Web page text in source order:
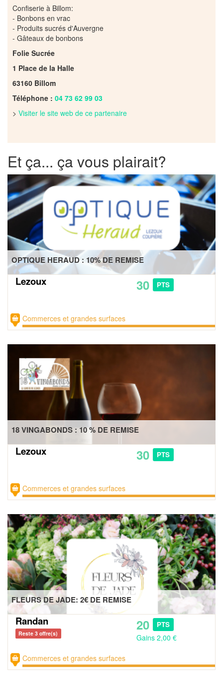
Confiserie à Billom:
- Bonbons en vrac
- Produits sucrés d'Auvergne
- Gâteaux de bonbons
Folie Sucrée
1 Place de la Halle
63160 Billom
Téléphone : 04 73 62 99 03
> Visiter le site web de ce partenaire
Et ça... ça vous plairait?
OPTIQUE HERAUD : 10% DE REMISE
Lezoux 30 PTS
Commerces et grandes surfaces
18 VINGABONDS : 10 % DE REMISE
Lezoux 30 PTS
Commerces et grandes surfaces
FLEURS DE JADE: 2€ DE REMISE
Randan
Reste 3 offre(s)
20 PTS
Gains 2,00 €
Commerces et grandes surfaces